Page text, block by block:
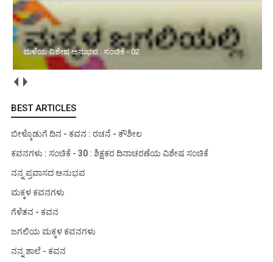
ಮಳೆಯ ವಿಶೇಷ ಅನುಭವ : ಸಂಚಿಕೆ - 02
BEST ARTICLES
ಬೀಳ್ಕೊಡುಗೆ ದಿನ - ಕವನ : ರಚನೆ - ಕೌಶೀಲ
ಕವನಗಳು : ಸಂಚಿಕೆ - 30 : ಶಿಕ್ಷಕರ ದಿನಾಚರಣೆಯ ವಿಶೇಷ ಸಂಚಿಕೆ
ನನ್ನ ಪ್ರವಾಸದ ಅನುಭವ
ಮಕ್ಕಳ ಕವನಗಳು
ಗೆಳೆತನ - ಕವನ
ಜಗಲಿಯ ಮಕ್ಕಳ ಕವನಗಳು
ನನ್ನ ಶಾಲೆ - ಕವನ